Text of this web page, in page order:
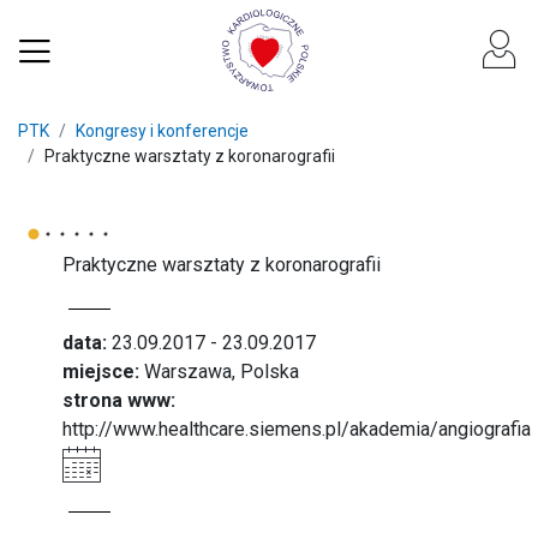
PTK
Kongresy i konferencje
Praktyczne warsztaty z koronarografii
Praktyczne warsztaty z koronarografii
data: 23.09.2017 - 23.09.2017
miejsce: Warszawa, Polska
strona www:
http://www.healthcare.siemens.pl/akademia/angiografia